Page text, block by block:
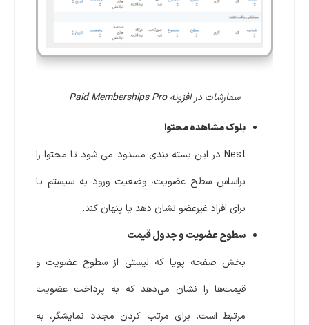
سفارشات در افزونه Paid Memberships Pro
بلوک مشاهده محتوا
Nest در این بسته بندی مسدود می شود تا محتوا را
براساس سطح عضویت، وضعیت ورود به سیستم یا
برای افراد غیرعضو نشان دهد یا پنهان کند.
سطوح عضویت و جدول قیمت
بخش صفحه پویا که لیستی از سطوح عضویت و
قیمت‌ها را نشان می‌دهد که به پرداخت عضویت
مرتبط است. برای مرتب کردن مجدد نمایشگر، به